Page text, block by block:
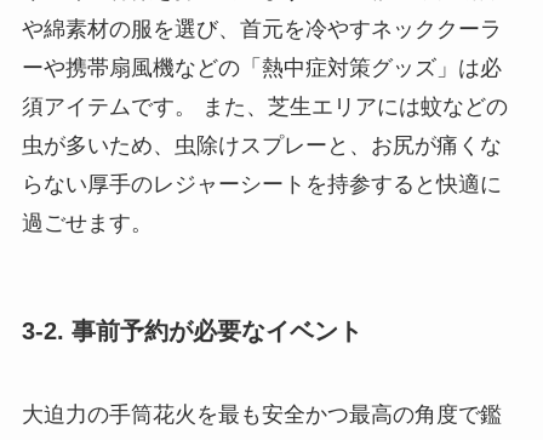
や綿素材の服を選び、首元を冷やすネッククーラ
ーや携帯扇風機などの「熱中症対策グッズ」は必
須アイテムです。 また、芝生エリアには蚊などの
虫が多いため、虫除けスプレーと、お尻が痛くな
らない厚手のレジャーシートを持参すると快適に
過ごせます。
3-2. 事前予約が必要なイベント
大迫力の手筒花火を最も安全かつ最高の角度で鑑